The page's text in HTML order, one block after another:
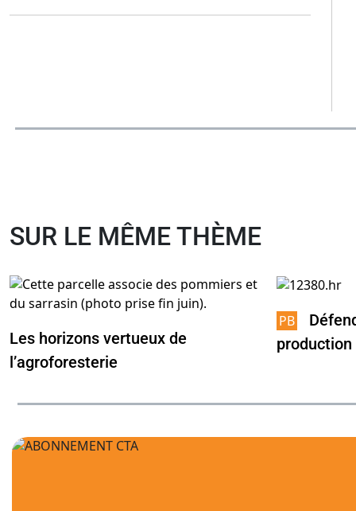
SUR LE MÊME THÈME
Les horizons vertueux de
l’agroforesterie
production